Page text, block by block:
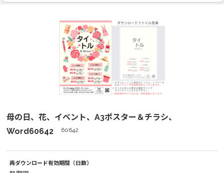
母の日、花、イベント、A3ポスター＆チラシ、
Word60642
60642
再ダウンロード有効期間（日数）